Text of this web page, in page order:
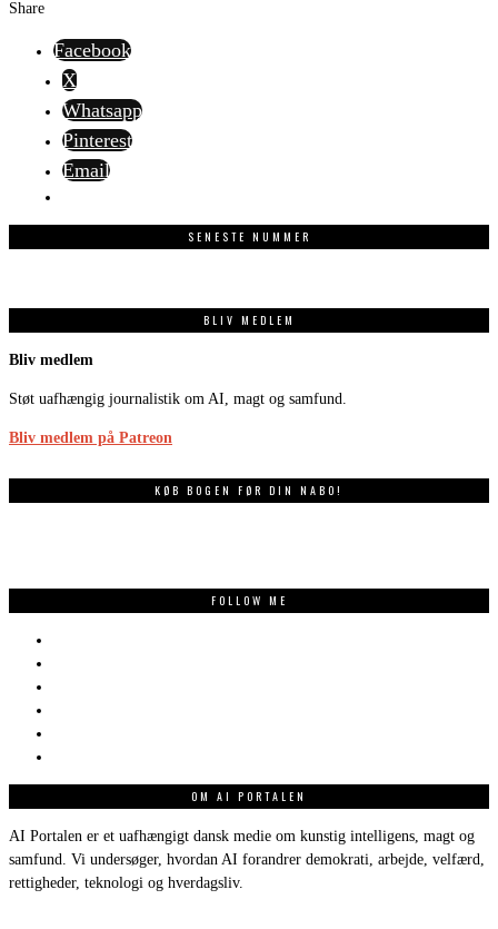
Share
Facebook
X
Whatsapp
Pinterest
Email
SENESTE NUMMER
BLIV MEDLEM
Bliv medlem
Støt uafhængig journalistik om AI, magt og samfund.
Bliv medlem på Patreon
KØB BOGEN FØR DIN NABO!
FOLLOW ME
OM AI PORTALEN
AI Portalen er et uafhængigt dansk medie om kunstig intelligens, magt og
samfund. Vi undersøger, hvordan AI forandrer demokrati, arbejde, velfærd,
rettigheder, teknologi og hverdagsliv.